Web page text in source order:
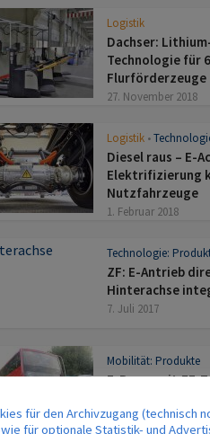
Logistik
Dachser:
Technologie für
Flurförderzeuge
27. November 2018
Logistik •
Diesel raus – E-
Elektrifizierung
Nutzfahrzeuge
1. Februar 2018
Technologie:
ZF: E-Antrieb
Hinterachse
7. Juli 2017
Mobilität: Produkte
E-Busse mit ZF-
Tower Transit
für den Archivzugang (technisch
für optionale Statistik- und